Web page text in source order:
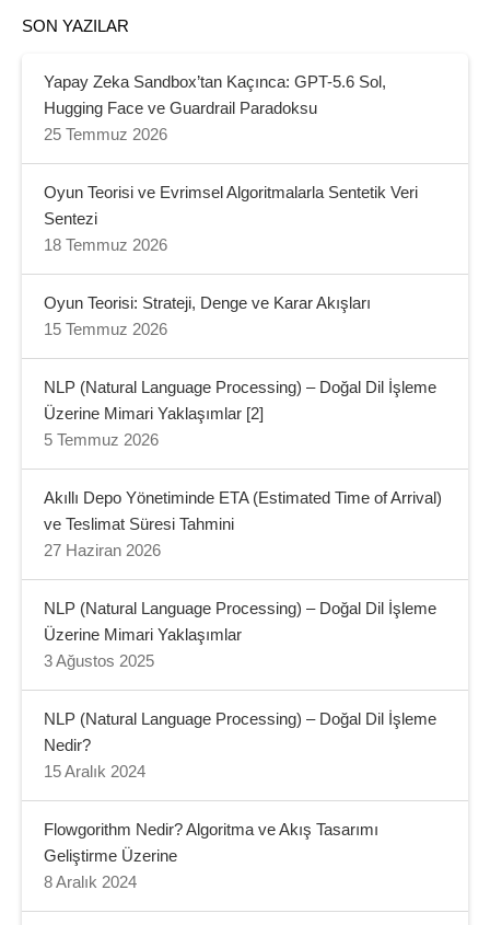
SON YAZILAR
Yapay Zeka Sandbox’tan Kaçınca: GPT-5.6 Sol,
Hugging Face ve Guardrail Paradoksu
25 Temmuz 2026
Oyun Teorisi ve Evrimsel Algoritmalarla Sentetik Veri
Sentezi
18 Temmuz 2026
Oyun Teorisi: Strateji, Denge ve Karar Akışları
15 Temmuz 2026
NLP (Natural Language Processing) – Doğal Dil İşleme
Üzerine Mimari Yaklaşımlar [2]
5 Temmuz 2026
Akıllı Depo Yönetiminde ETA (Estimated Time of Arrival)
ve Teslimat Süresi Tahmini
27 Haziran 2026
NLP (Natural Language Processing) – Doğal Dil İşleme
Üzerine Mimari Yaklaşımlar
3 Ağustos 2025
NLP (Natural Language Processing) – Doğal Dil İşleme
Nedir?
15 Aralık 2024
Flowgorithm Nedir? Algoritma ve Akış Tasarımı
Geliştirme Üzerine
8 Aralık 2024